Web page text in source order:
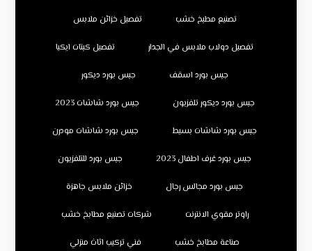
تصنيع مطبخ خشب تفصيل خزائن ملابس
تفصيل دولاب ملابس في الجدار تفصيل كبتات ايكيا
جبس بورد اسقف جبس بورد ديكور
جبس بورد ديكور تلفزيون جبس بورد شاشات 2023
جبس بورد شاشات بسيط جبس بورد شاشات مودرن
جبس بورد غرف اطفال 2023 جبس بورد للتلفزيون
جبس بورد مجالس رجال خزائن ملابس جاهزة
راوتر مقوي الانترنت شركات تصنيع مطابخ خشب
صناعة مطابخ خشب فني تركيب اثاث منزلي